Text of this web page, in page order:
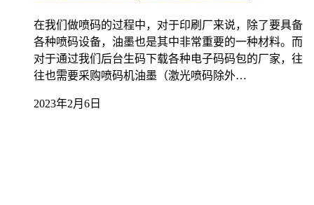
在我们做喷码的过程中，对于印刷厂来说，除了要具备
各种喷码设备，油墨也是其中非常重要的一种材料。而
对于通过我们后台生码下载各种电子码码包的厂家，往
往也需要采购喷码机油墨（激光喷码除外…
2023年2月6日